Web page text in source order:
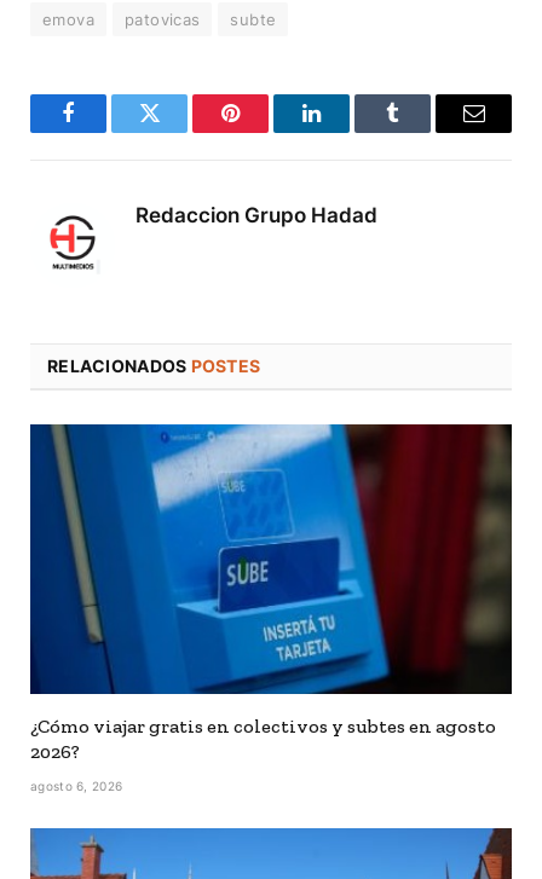
emova patovicas subte
FacebookTwitter Pinterest LinkedInTumblr
Correo
Redaccion Grupo Hadad
RELACIONADOS POSTES
¿Cómo viajar gratis en colectivos y subtes en agosto
2026?
agosto 6, 2026